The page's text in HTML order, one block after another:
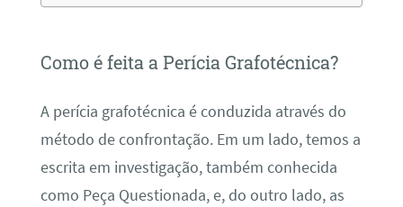
Como é feita a Perícia Grafotécnica?
A perícia grafotécnica é conduzida através do
método de confrontação. Em um lado, temos a
escrita em investigação, também conhecida
como Peça Questionada, e, do outro lado, as